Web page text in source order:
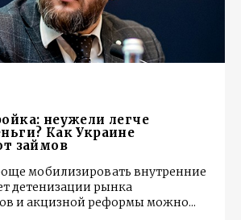
неужели легче
Как Украине
займов
мобилизировать внутренние
детенизации рынка
и акцизной реформы можно...